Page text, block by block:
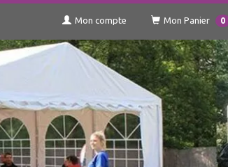
Mon compte Mon Panier 0